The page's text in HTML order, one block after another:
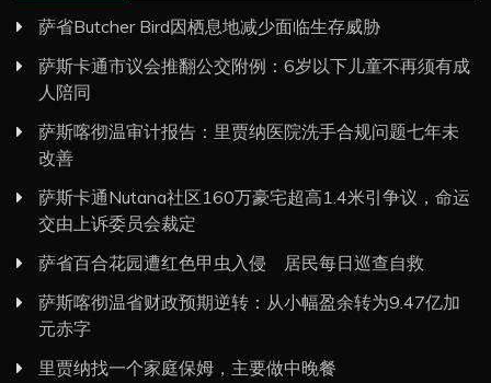
萨省Butcher Bird因栖息地减少面临生存威胁
萨斯卡通市议会推翻公交附例：6岁以下儿童不再须有成
人陪同
萨斯喀彻温审计报告：里贾纳医院洗手合规问题七年未
改善
萨斯卡通Nutana社区160万豪宅超高1.4米引争议，命运
交由上诉委员会裁定
萨省百合花园遭红色甲虫入侵 居民每日巡查自救
萨斯喀彻温省财政预期逆转：从小幅盈余转为9.47亿加
元赤字
里贾纳找一个家庭保姆，主要做中晚餐